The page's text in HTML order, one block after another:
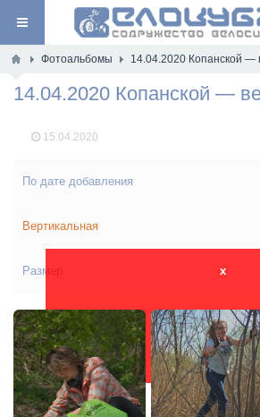
Фотоальбомы 14.04.2020 Копанской —
14.04.2020 Копанской —
15.04.2020
По дате добавления
Вертикальная
Размер x